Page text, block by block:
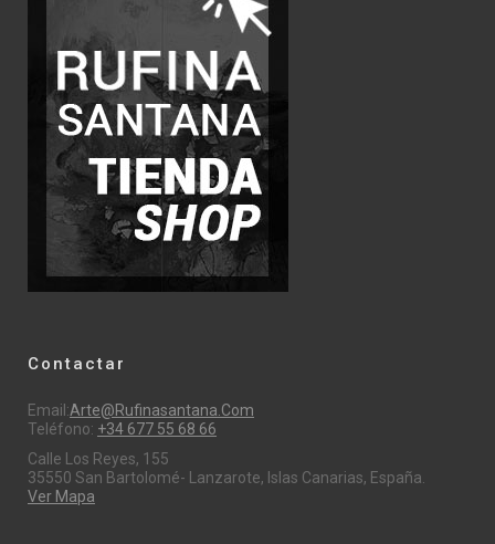
Contactar
Email:Arte@rufinasantana.com
Teléfono: +34 677 55 68 66
Calle Los Reyes, 155
35550 San Bartolomé- Lanzarote, Islas Canarias, España.
Ver Mapa